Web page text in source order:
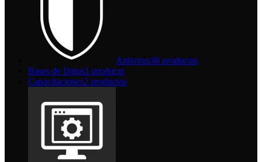
Antivirus36 productos
Bases de Datos1 producto
Capacitaciones2 productos